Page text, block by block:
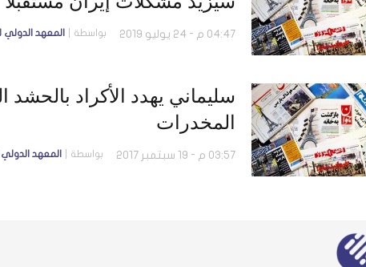
04:47 م - 24 يوليو 2019 بواسطة المعهد الدولي
سليماني يهدد الأكراد
المخدرات
03:57 م - 19 سبتمبر 2017 بواسطة المعهد الدولي